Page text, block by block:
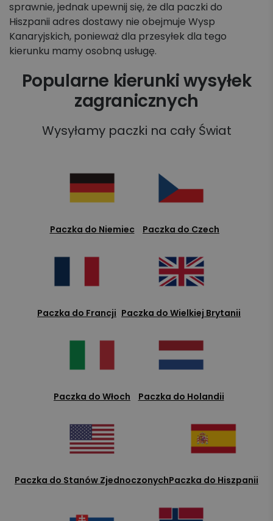
sprawnie, jednak upewnij się, że dla paczki do
Hiszpanii adres dostawy nie obejmuje Wysp
Kanaryjskich, ponieważ dla przesyłek dla tego
kierunku mamy osobną usługę.
Popularne kierunki wysyłek
zagranicznych
Wysyłamy paczki na cały Świat
Paczka do Niemiec Paczka do Czech
Paczka do Francji Paczka do Wielkiej Brytanii
Paczka do Włoch Paczka do Holandii
Paczka do Stanów ZjednoczonychPaczka do Hiszpanii